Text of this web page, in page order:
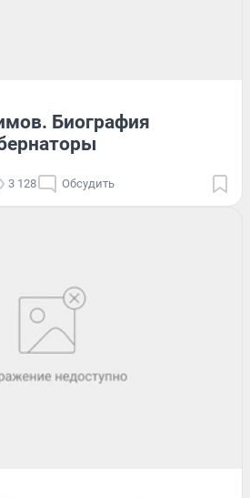
Биография
3 128 Обсудить